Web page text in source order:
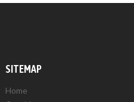
SITEMAP
Home